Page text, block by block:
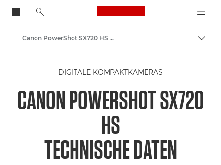
Canon Logo, back
Auf
Canon PowerShot SX720 HS – Canon Europe
DIGITALE KOMPAKTKAMERAS
CANON POWERSHOT SX720
HS
TECHNISCHE DATEN